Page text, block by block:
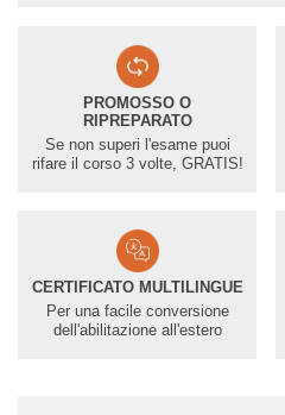
PROMOSSO O
RIPREPARATO
Se non superi l'esame puoi
rifare il corso 3 volte, GRATIS!
CERTIFICATO MULTILINGUE
Per una facile conversione
dell'abilitazione all'estero